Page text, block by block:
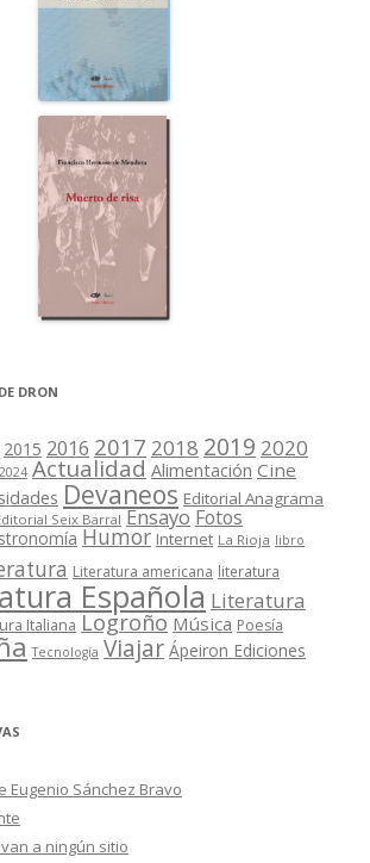
DRON
2015 2016 2017 2018 2019 2020
2024 Actualidad Alimentación Cine
Devaneos Editorial Anagrama
Seix Barral Ensayo Fotos
Humor Internet La Rioja libro
Literatura americana literatura
Española Literatura
Italiana Logroño Música Poesía
Tecnología Viajar Ápeiron Ediciones
Eugenio Sánchez Bravo
a ningún sitio